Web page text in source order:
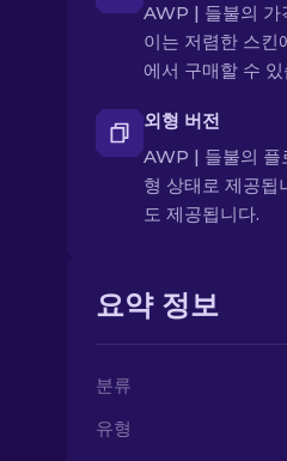
AWP | 들불의 가
이는 저렴한 스킨
에서 구매할 수 있
외형 버전
AWP | 들불의 플
형 상태로 제공
도 제공됩니다.
요약 정보
분류
유형